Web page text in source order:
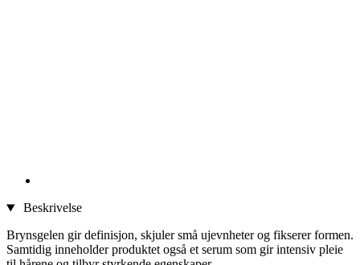
Beskrivelse
Brynsgelen gir definisjon, skjuler små ujevnheter og fikserer formen.
Samtidig inneholder produktet også et serum som gir intensiv pleie